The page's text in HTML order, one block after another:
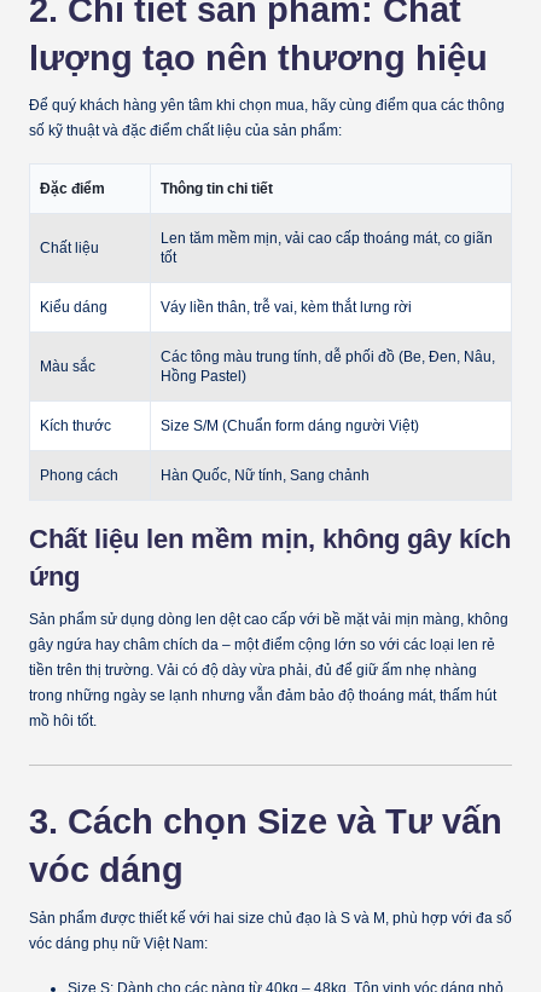
2. Chi tiết sản phẩm: Chất
lượng tạo nên thương hiệu
Để quý khách hàng yên tâm khi chọn mua, hãy cùng điểm qua các thông
số kỹ thuật và đặc điểm chất liệu của sản phẩm:
Đặc điểm Thông tin chi tiết
Chất liệu
Len tăm mềm mịn, vải cao cấp thoáng mát, co giãn
tốt
Kiểu dáng Váy liền thân, trễ vai, kèm thắt lưng rời
Màu sắc
Các tông màu trung tính, dễ phối đồ (Be, Đen, Nâu,
Hồng Pastel)
Kích thước Size S/M (Chuẩn form dáng người Việt)
Phong cách Hàn Quốc, Nữ tính, Sang chảnh
Chất liệu len mềm mịn, không gây kích
ứng
Sản phẩm sử dụng dòng len dệt cao cấp với bề mặt vải mịn màng, không
gây ngứa hay châm chích da – một điểm cộng lớn so với các loại len rẻ
tiền trên thị trường. Vải có độ dày vừa phải, đủ để giữ ấm nhẹ nhàng
trong những ngày se lạnh nhưng vẫn đảm bảo độ thoáng mát, thấm hút
mồ hôi tốt.
3. Cách chọn Size và Tư vấn
vóc dáng
Sản phẩm được thiết kế với hai size chủ đạo là S và M , phù hợp với đa số
vóc dáng phụ nữ Việt Nam:
Size S: Dành cho các nàng từ 40kg – 48kg. Tôn vinh vóc dáng nhỏ